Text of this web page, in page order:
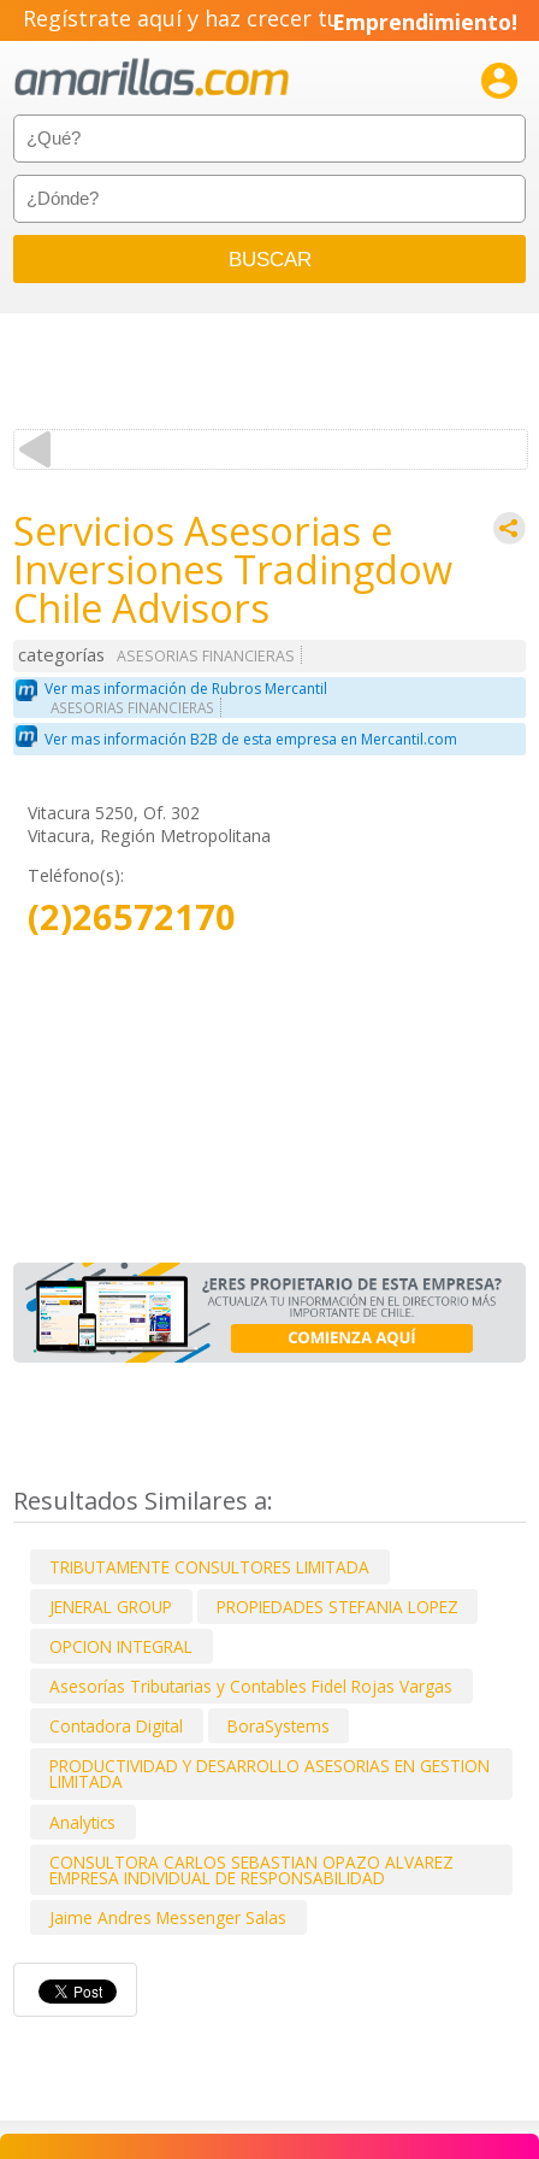
Regístrate aquí y haz crecer tuEmprendimiento!

Servicios Asesorias e
Inversiones Tradingdow
Chile Advisors
categorías
ASESORIAS FINANCIERAS
Ver mas información de Rubros Mercantil
ASESORIAS FINANCIERAS
Ver mas información B2B de esta empresa en Mercantil.com
Vitacura 5250, Of. 302
Vitacura, Región Metropolitana
Teléfono(s):
(2)26572170
Resultados Similares a:
TRIBUTAMENTE CONSULTORES LIMITADA
JENERAL GROUP
PROPIEDADES STEFANIA LOPEZ
OPCION INTEGRAL
Asesorías Tributarias y Contables Fidel Rojas Vargas
Contadora Digital
BoraSystems
PRODUCTIVIDAD Y DESARROLLO ASESORIAS EN GESTION
LIMITADA
Analytics
CONSULTORA CARLOS SEBASTIAN OPAZO ALVAREZ
EMPRESA INDIVIDUAL DE RESPONSABILIDAD
Jaime Andres Messenger Salas